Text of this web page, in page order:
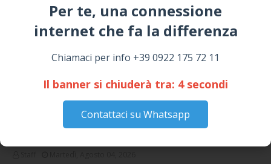
Per te, una connessione
internet che fa la differenza​
Chiamaci per info +39 0922 175 72 11
Il banner si chiuderà tra: 3secondi
Contattaci su Whatsapp
Circolo della stampa, terzo appuntamento